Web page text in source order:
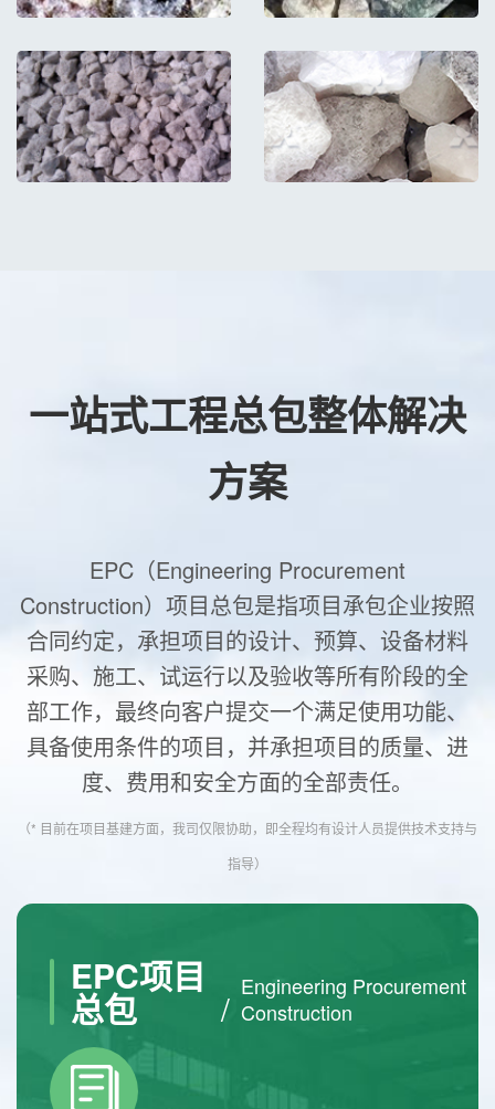
一站式工程总包整体解决
方案
EPC（Engineering Procurement
Construction）项目总包是指项目承包企业按照
合同约定，承担项目的设计、预算、设备材料
采购、施工、试运行以及验收等所有阶段的全
部工作，最终向客户提交一个满足使用功能、
具备使用条件的项目，并承担项目的质量、进
度、费用和安全方面的全部责任。
（* 目前在项目基建方面，我司仅限协助，即全程均有设计人员提供技术支持与
指导）
EPC项目
总包 /
Engineering Procurement
Construction